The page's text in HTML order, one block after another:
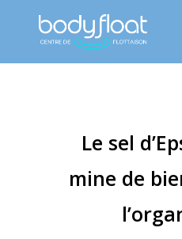
Le sel
mine de